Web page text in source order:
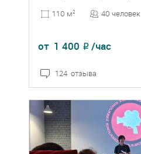
110 м2 40 человек
от 1 400 ₽ /час
124 отзыва